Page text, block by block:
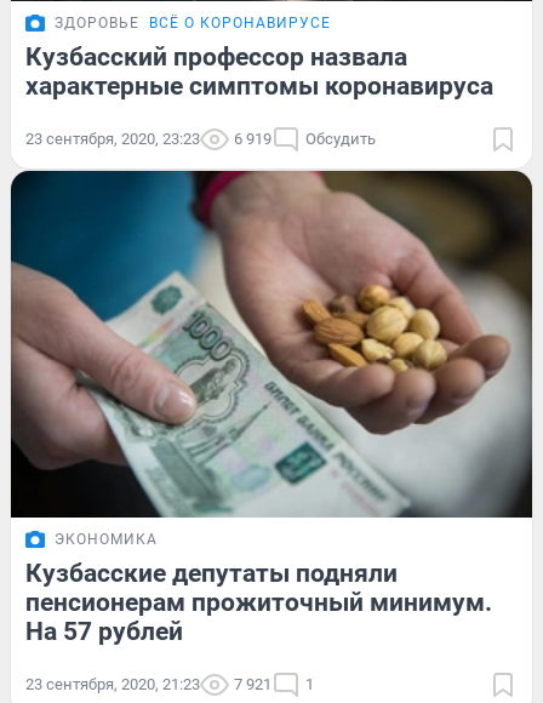
ЗДОРОВЬЕ ВСЁ О КОРОНАВИРУСЕ
Кузбасский профессор назвала
характерные симптомы коронавируса
23 сентября, 2020, 23:23 6 919 Обсудить
ЭКОНОМИКА
Кузбасские депутаты подняли
пенсионерам прожиточный минимум.
На 57 рублей
23 сентября, 2020, 21:23 7 921 1